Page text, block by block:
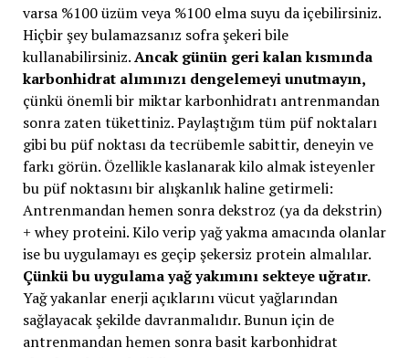
varsa %100 üzüm veya %100 elma suyu da içebilirsiniz.
Hiçbir şey bulamazsanız sofra şekeri bile
kullanabilirsiniz.Ancak günün geri kalan kısmında
karbonhidrat alımınızı dengelemeyi unutmayın,
çünkü önemli bir miktar karbonhidratı antrenmandan
sonra zaten tükettiniz. Paylaştığım tüm püf noktaları
gibi bu püf noktası da tecrübemle sabittir, deneyin ve
farkı görün. Özellikle kaslanarak kilo almak isteyenler
bu püf noktasını bir alışkanlık haline getirmeli:
Antrenmandan hemen sonra dekstroz (ya da dekstrin)
+ whey proteini. Kilo verip yağ yakma amacında olanlar
ise bu uygulamayı es geçip şekersiz protein almalılar.
Çünkü bu uygulama yağ yakımını sekteye uğratır.
Yağ yakanlar enerji açıklarını vücut yağlarından
sağlayacak şekilde davranmalıdır. Bunun için de
antrenmandan hemen sonra basit karbonhidrat